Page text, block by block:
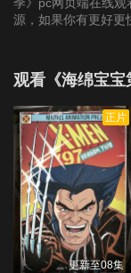
源，如果你有更好更
观看《海绵宝宝
正片
更新至08集